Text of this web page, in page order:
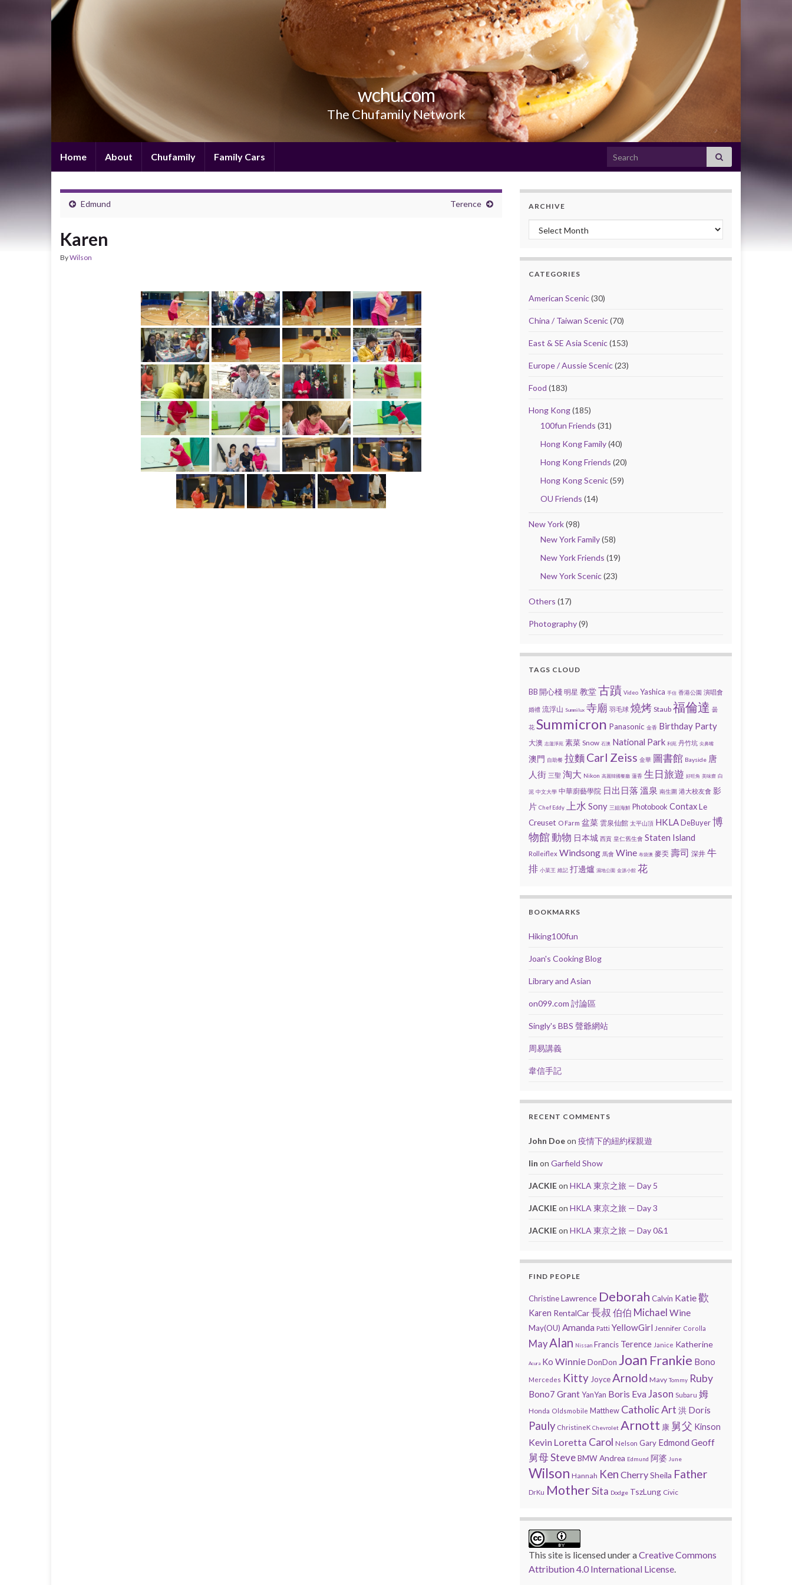
wchu.com
The Chufamily Network
Home About Chufamily Family Cars Search for:
Edmund Terence
Karen
ByWilson
ARCHIVE
Archive
CATEGORIES
American Scenic(30)
China / Taiwan Scenic(70)
East & SE Asia Scenic(153)
Europe / Aussie Scenic(23)
Food (183)
Hong Kong(185)
100fun Friends (31)
Hong Kong Family(40)
Hong Kong Friends (20)
Hong Kong Scenic(59)
OU Friends (14)
New York(98)
New York Family(58)
New York Friends (19)
New York Scenic(23)
Others (17)
Photography(9)
TAGS CLOUD
BB 開心棧 明星 教堂古蹟 Video Yashica 手信 香港公園 演唱會
婚禮 流浮山 Summilux 寺廟 羽毛球 燒烤 Staub 福倫達 曇
花 Summicron Panasonic 金香 Birthday Party
大澳 志蓮淨苑 素菜 Snow 石澳 National Park 利苑 丹竹坑 尖鼻嘴
澳門 自助餐 拉麵 Carl Zeiss 金華 圖書館 Bayside 唐
人街 三聖 淘大 Nikon 高麗韓國餐廳 蓮香 生日旅遊 好旺角 美味齋 白
泥 中文大學 中華廚藝學院 日出日落 溫泉 南生圍 港大校友會 影
片 Chef Eddy 上水 Sony 三姐海鮮 Photobook ContaxLe
Creuset O Farm 盆菜 雲泉仙館 太平山頂 HKLADeBuyer博
物館動物 日本城 西貢 皇仁舊生會 Staten Island
Rolleiflex Windsong 馬會 Wine 布袋澳 麥奀 壽司 深井 牛
排 小菜王 維記 打邊爐 濕地公園 金源小館 花
BOOKMARKS
Hiking100fun
Joan's Cooking Blog
Library and Asian
on099.com 討論區
Singly's BBS 聲爺網站
周易講義
韋信手記
RECENT COMMENTS
John Doeon 疫情下的紐約棎親遊
lin on Garfield Show
JACKIEon HKLA 東京之旅 — Day 5
JACKIEon HKLA 東京之旅 — Day 3
JACKIEon HKLA 東京之旅 — Day 0&1
FIND PEOPLE
ChristineLawrence Deborah Calvin Katie歡
Karen RentalCar長叔 伯伯 Michael Wine
May(OU) Amanda Patti YellowGirl Jennifer Corolla
MayAlan Nissan Francis Terence Janice Katherine
Acura Ko WinnieDonDon Joan Frankie Bono
Mercedes Kitty JoyceArnold Mavy Tommy Ruby
Bono7 GrantYanYan Boris EvaJason Subaru 姆
Honda Oldsmobile Matthew Catholic Art 洪 Doris
Pauly ChristineK Chevrolet Arnott 康 舅父 Kinson
Kevin Loretta Carol Nelson Gary Edmond Geoff
舅母SteveBMWAndrea Edmund 阿婆 June
Wilson Hannah Ken CherrySheila Father
DrKu MotherSita Dodge TszLung Civic
This site is licensed under aCreative Commons
Attribution 4.0 International License.